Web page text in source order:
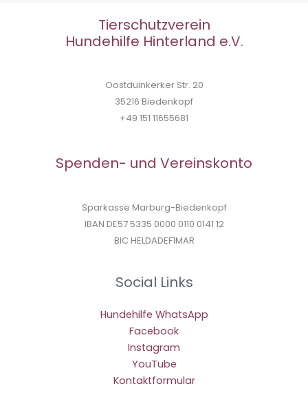
Tierschutzverein
Hundehilfe Hinterland e.V.
Oostduinkerker Str. 20
35216 Biedenkopf
+49 151 11655681
Spenden- und Vereinskonto
Sparkasse Marburg-Biedenkopf
IBAN DE57 5335 0000 0110 0141 12
BIC HELDADEF1MAR
Social Links
Hundehilfe WhatsApp
Facebook
Instagram
YouTube
Kontaktformular